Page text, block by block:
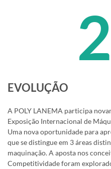
EVOLUÇÃO
A POLY LANEMA participa
Exposição Internacional de
Uma nova oportunidade para
que se distingue em 3 áreas
maquinação. A aposta nos
Competitividade foram